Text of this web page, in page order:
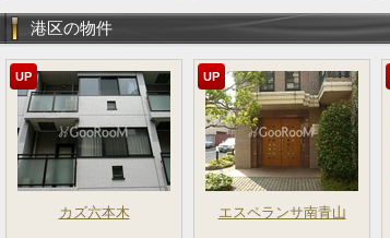
港区の物件
UP
カズ六本木
UP
エスペランサ南青山